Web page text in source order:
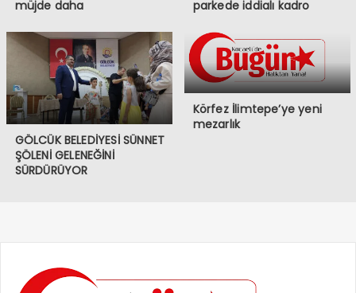
müjde daha
parkede iddialı kadro
GÖLCÜK BELEDİYESİ SÜNNET
ŞÖLENİ GELENEĞİNİ
SÜRDÜRÜYOR
Körfez İlimtepe’ye yeni
mezarlık